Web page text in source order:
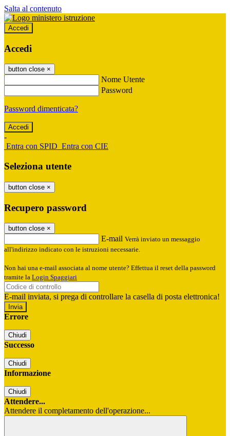
Salta al contenuto
Accedi
Accedi
button close ×
Nome Utente
Password
Password dimenticata?
-
Entra con SPID Entra con CIE
Seleziona utente
button close ×
Recupero password
button close ×
E-mail Verrà inviato un messaggio
all'indirizzo indicato con le istruzioni necessarie.
Non hai una e-mail associata al nome utente? Effettua il reset della password
tramite la Login Spaggiari
E-mail inviata, si prega di controllare la casella di posta elettronica!
Errore
Chiudi
Successo
Chiudi
Informazione
Chiudi
Attendere...
Attendere il completamento dell'operazione...